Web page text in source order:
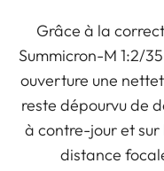
Grâce à la
Summicron-M 1:2/
ouverture une
reste dépourvu de
à contre-jour et
distance